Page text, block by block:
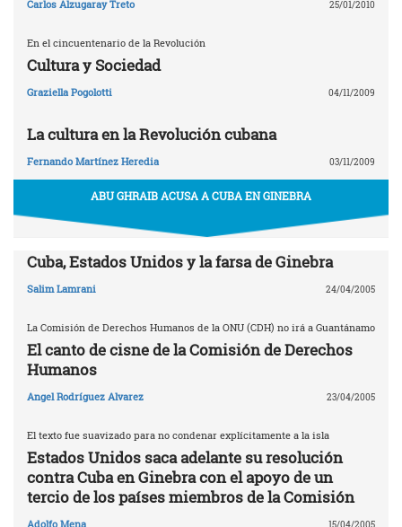
Carlos Alzugaray Treto 25/01/2010
En el cincuentenario de la Revolución
Cultura y Sociedad
Graziella Pogolotti 04/11/2009
La cultura en la Revolución cubana
Fernando Martínez Heredia 03/11/2009
ABU GHRAIB ACUSA A CUBA EN GINEBRA
Cuba, Estados Unidos y la farsa de Ginebra
Salim Lamrani 24/04/2005
La Comisión de Derechos Humanos de la ONU (CDH) no irá a Guantánamo
El canto de cisne de la Comisión de Derechos
Humanos
Angel Rodríguez Alvarez 23/04/2005
El texto fue suavizado para no condenar explícitamente a la isla
Estados Unidos saca adelante su resolución
contra Cuba en Ginebra con el apoyo de un
tercio de los países miembros de la Comisión
Adolfo Mena 15/04/2005